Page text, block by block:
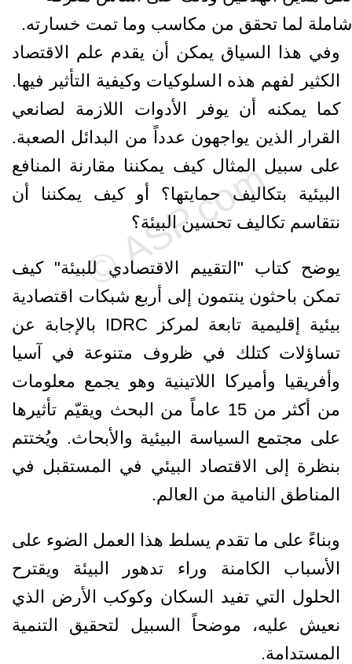
شاملة لما تحقق من مكاسب وما تمت خسارته.
وفي هذا السياق يمكن أن يقدم علم الاقتصاد
الكثير لفهم هذه السلوكيات وكيفية التأثير فيها.
كما يمكنه أن يوفر الأدوات اللازمة لصانعي
القرار الذين يواجهون عدداً من البدائل الصعبة.
على سبيل المثال كيف يمكننا مقارنة المنافع
البيئية بتكاليف حمايتها؟ أو كيف يمكننا أن
نتقاسم تكاليف تحسين البيئة؟
يوضح كتاب "التقييم الاقتصادي للبيئة" كيف
تمكن باحثون ينتمون إلى أربع شبكات اقتصادية
بيئية إقليمية تابعة لمركز IDRC بالإجابة عن
تساؤلات كتلك في ظروف متنوعة في آسيا
وأفريقيا وأميركا اللاتينية وهو يجمع معلومات
من أكثر من 15 عاماً من البحث ويقيّم تأثيرها
على مجتمع السياسة البيئية والأبحاث. ويُختتم
بنظرة إلى الاقتصاد البيئي في المستقبل في
المناطق النامية من العالم.
وبناءً على ما تقدم يسلط هذا العمل الضوء على
الأسباب الكامنة وراء تدهور البيئة ويقترح
الحلول التي تفيد السكان وكوكب الأرض الذي
نعيش عليه، موضحاً السبيل لتحقيق التنمية
المستدامة.